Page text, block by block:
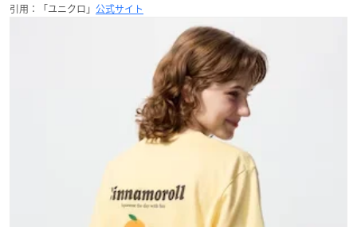
引用：「ユニクロ」 公式サイト